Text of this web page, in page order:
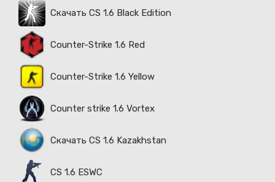
Скачать CS 1.6 Black Edition
Counter-Strike 1.6 Red
Counter-Strike 1.6 Yellow
Counter strike 1.6 Vortex
Скачать CS 1.6 Kazakhstan
CS 1.6 ESWC